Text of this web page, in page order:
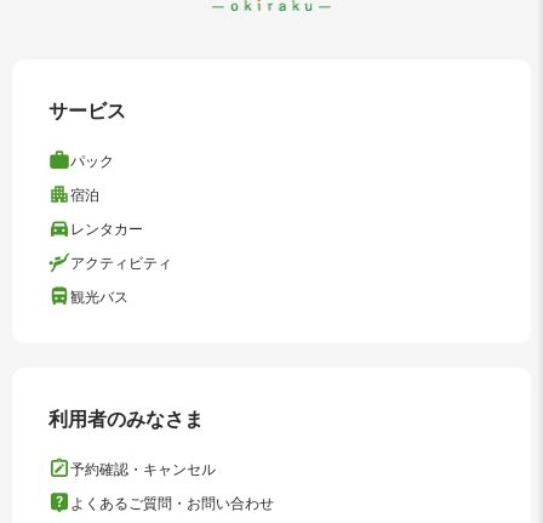
サービス
パック
宿泊
レンタカー
アクティビティ
観光バス
利用者のみなさま
予約確認・キャンセル
よくあるご質問・お問い合わせ